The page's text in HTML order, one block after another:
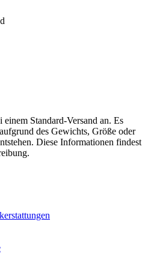
Standard-Versand an. Es
des Gewichts, Größe oder
Diese Informationen findest